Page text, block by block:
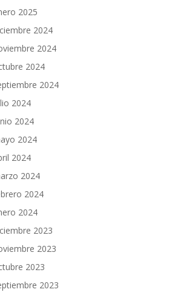
2025
2024
2024
2024
2024
2024
2024
2024
2024
2024
2024
2024
2023
2023
2023
2023